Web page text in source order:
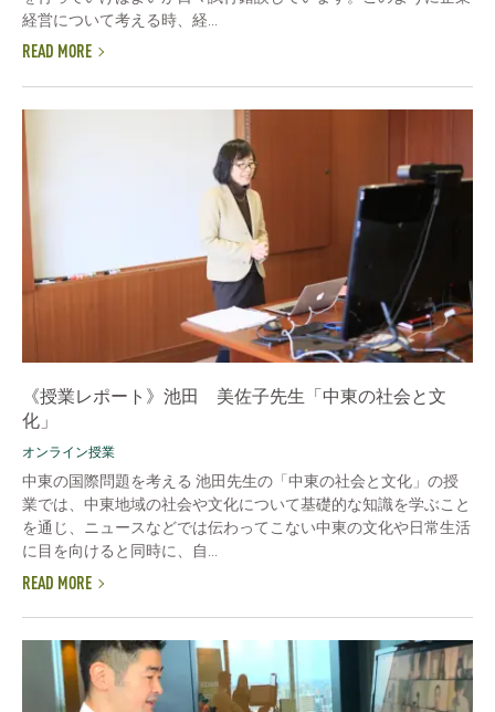
経営について考える時、経...
READ MORE
《授業レポート》池田 美佐子先生「中東の社会と文
化」
オンライン授業
中東の国際問題を考える 池田先生の「中東の社会と文化」の授
業では、中東地域の社会や文化について基礎的な知識を学ぶこと
を通じ、ニュースなどでは伝わってこない中東の文化や日常生活
に目を向けると同時に、自...
READ MORE